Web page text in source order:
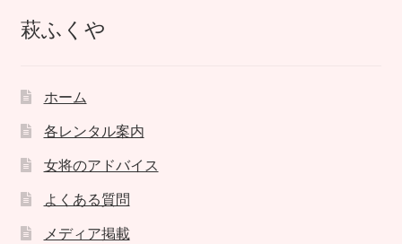
萩ふくや
ホーム
各レンタル案内
女将のアドバイス
よくある質問
メディア掲載